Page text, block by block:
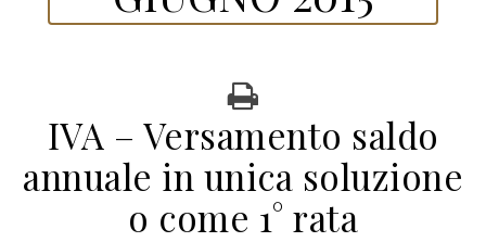
IVA – Versamento saldo
annuale in unica soluzione
o come 1° rata